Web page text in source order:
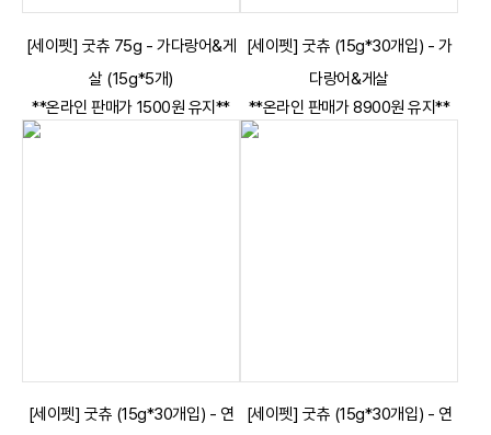
[세이펫] 굿츄 75g - 가다랑어&게
살 (15g*5개)
**온라인 판매가 1500원 유지**
[세이펫] 굿츄 (15g*30개입) - 가
다랑어&게살
**온라인 판매가 8900원 유지**
[세이펫] 굿츄 (15g*30개입) - 연
[세이펫] 굿츄 (15g*30개입) - 연